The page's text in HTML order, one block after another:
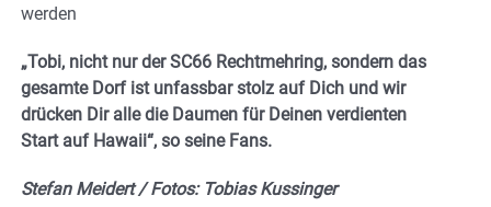
werden
„Tobi, nicht nur der SC66 Rechtmehring, sondern das
gesamte Dorf ist unfassbar stolz auf Dich und wir
drücken Dir alle die Daumen für Deinen verdienten
Start auf Hawaii“, so seine Fans.
Stefan Meidert / Fotos: Tobias Kussinger